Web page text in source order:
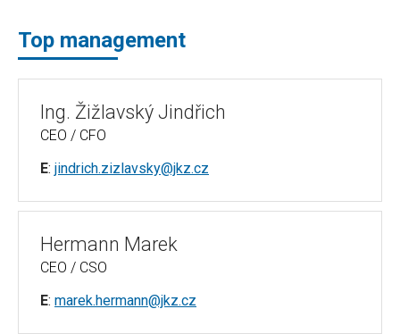
Top management
Ing. Žižlavský Jindřich
CEO / CFO
E: jindrich.zizlavsky@jkz.cz
Hermann Marek
CEO / CSO
E: marek.hermann@jkz.cz